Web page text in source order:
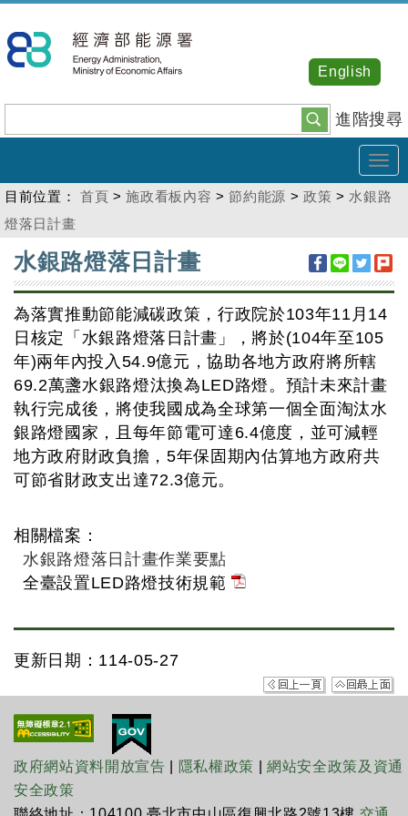
到
主
內
容
進階搜尋
English
目前位置： 首頁 >施政看板內容 >節約能源 >政策 > 水銀路
燈落日計畫
:::
水銀路燈落日計畫
為落實推動節能減碳政策，行政院於103年11月14
日核定「水銀路燈落日計畫」，將於(104年至105
年)兩年內投入54.9億元，協助各地方政府將所轄
69.2萬盞水銀路燈汰換為LED路燈。預計未來計畫
執行完成後，將使我國成為全球第一個全面淘汰水
銀路燈國家，且每年節電可達6.4億度，並可減輕
地方政府財政負擔，5年保固期內估算地方政府共
可節省財政支出達72.3億元。
相關檔案：
水銀路燈落日計畫作業要點
全臺設置LED路燈技術規範
更新日期：114-05-27
政府網站資料開放宣告 隱私權政策 |網站安全政策及資通
安全政策